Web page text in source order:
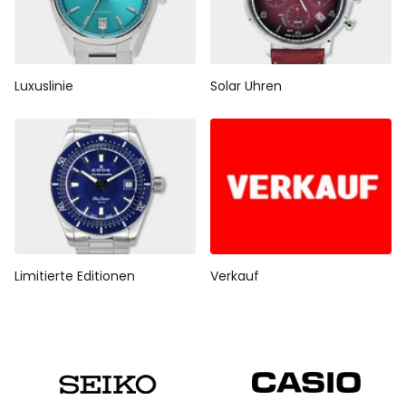
Luxuslinie Solar Uhren
Limitierte Editionen Verkauf